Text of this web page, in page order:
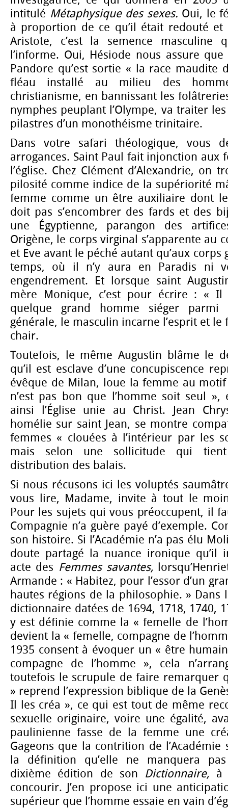
intitulé Métaphysique des sexes. Oui, le
à proportion de ce qu’il était redouté et
Aristote, c’est la semence
l’informe. Oui, Hésiode nous assure
Pandore qu’est sortie « la race maudite
fléau installé au milieu des
christianisme, en bannissant les
nymphes peuplant l’Olympe, va traiter
pilastres d’un monothéisme trinitaire.
Dans votre safari théologique, vous
arrogances. Saint Paul fait injonction aux
l’église. Chez Clément d’Alexandrie, on
pilosité comme indice de la supériorité
femme comme un être auxiliaire dont
doit pas s’encombrer des fards et des
une Égyptienne, parangon des
Origène, le corps virginal s’apparente au
et Eve avant le péché autant qu’aux
temps, où il n’y aura en Paradis ni
engendrement. Et lorsque saint
mère Monique, c’est pour écrire : «
quelque grand homme siéger
générale, le masculin incarne l’esprit et
chair.
Toutefois, le même Augustin blâme le
qu’il est esclave d’une concupiscence
évêque de Milan, loue la femme au
n’est pas bon que l’homme soit seul »,
ainsi l’Église unie au Christ. Jean
homélie sur saint Jean, se montre
femmes « clouées à l’intérieur par les
mais selon une sollicitude qui
distribution des balais.
Si nous récusons ici les voluptés
vous lire, Madame, invite à tout le
Pour les sujets qui vous préoccupent, il
Compagnie n’a guère payé d’exemple.
son histoire. Si l’Académie n’a pas élu
doute partagé la nuance ironique qu’il
acte des Femmes savantes,
Armande : « Habitez, pour l’essor d’un
hautes régions de la philosophie. » Dans
dictionnaire datées de 1694, 1718, 1740,
y est définie comme la « femelle de
devient la « femelle, compagne de
1935 consent à évoquer un « être
compagne de l’homme », cela
toutefois le scrupule de faire remarquer
» reprend l’expression biblique de la
Il les créa », ce qui est tout de même
sexuelle originaire, voire une égalité,
paulinienne fasse de la femme une
Gageons que la contrition de l’Académie
la définition qu’elle ne manquera
dixième édition de son Dictionnaire, à
concourir. J’en propose ici une
supérieur que l’homme essaie en vain